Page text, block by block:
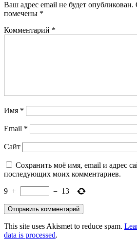
Ваш адрес email не будет опубликован.
помечены *
Комментарий *
Имя *
Email *
Сайт
Сохранить моё имя, email и адрес
последующих моих комментариев.
9 + = 13
This site uses Akismet to reduce spam.
data is processed.